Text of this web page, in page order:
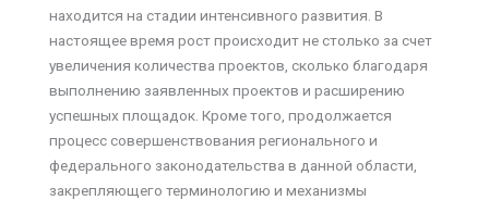
находится на стадии интенсивного развития. В
настоящее время рост происходит не столько за счет
увеличения количества проектов, сколько благодаря
выполнению заявленных проектов и расширению
успешных площадок. Кроме того, продолжается
процесс совершенствования регионального и
федерального законодательства в данной области,
закрепляющего терминологию и механизмы